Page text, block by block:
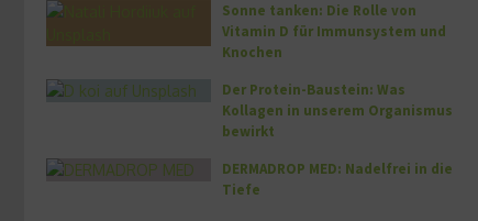
Sonne tanken: Die Rolle von
Vitamin D für Immunsystem und
Knochen
Der Protein-Baustein: Was
Kollagen in unserem Organismus
bewirkt
DERMADROP MED: Nadelfrei in die
Tiefe